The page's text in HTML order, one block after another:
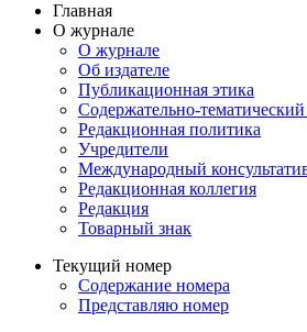
Главная
О журнале
О журнале
Об издателе
Публикационная этика
Содержательно-
Редакционная политика
Учредители
Международный
Редакционная коллегия
Редакция
Товарный знак
Текущий номер
Содержание номера
Представляю номер